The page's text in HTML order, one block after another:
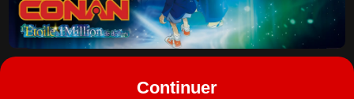
Continuer